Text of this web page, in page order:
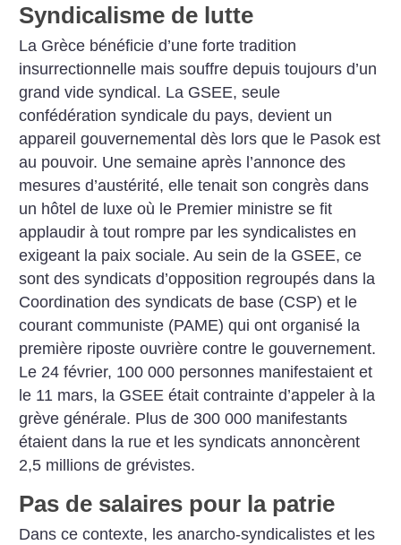
Syndicalisme de lutte
La Grèce bénéficie d’une forte tradition
insurrectionnelle mais souffre depuis toujours d’un
grand vide syndical. La GSEE, seule
confédération syndicale du pays, devient un
appareil gouvernemental dès lors que le Pasok est
au pouvoir. Une semaine après l’annonce des
mesures d’austérité, elle tenait son congrès dans
un hôtel de luxe où le Premier ministre se fit
applaudir à tout rompre par les syndicalistes en
exigeant la paix sociale. Au sein de la GSEE, ce
sont des syndicats d’opposition regroupés dans la
Coordination des syndicats de base (CSP) et le
courant communiste (PAME) qui ont organisé la
première riposte ouvrière contre le gouvernement.
Le 24 février, 100 000 personnes manifestaient et
le 11 mars, la GSEE était contrainte d’appeler à la
grève générale. Plus de 300 000 manifestants
étaient dans la rue et les syndicats annoncèrent
2,5 millions de grévistes.
Pas de salaires pour la patrie
Dans ce contexte, les anarcho-syndicalistes et les